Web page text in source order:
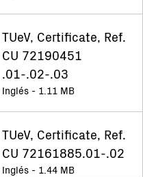
TUeV, Certificate, Ref.
CU 72190451
.01-.02-.03
Inglés - 1.11 MB
TUeV, Certificate, Ref.
CU 72161885.01-.02
Inglés - 1.44 MB